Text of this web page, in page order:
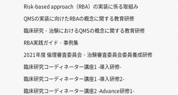
Risk-based approach（RBA）の実装に係る取組み
QMSの実装に向けたRBAの概念に関する教育研修
臨床研究・治験におけるQMSの概念に関する教育研修
RBA実践ガイド・事例集
2021年度 倫理審査委員会・治験審査委員会委員養成研修
臨床研究コーディネーター講座1 -導入研修-
臨床研究コーディネーター講座1 -導入研修2-
臨床研究コーディネーター講座2 -Advance研修1-